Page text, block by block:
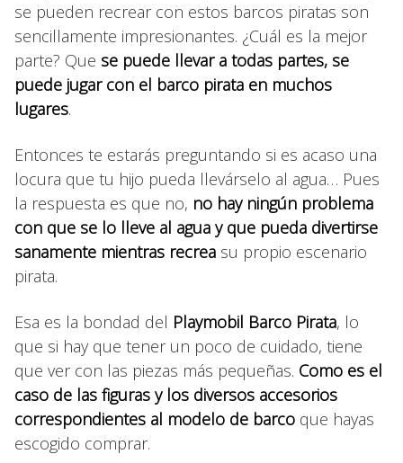
se pueden recrear con estos barcos piratas son
sencillamente impresionantes. ¿Cuál es la mejor
parte? Que se puede llevar a todas partes, se
puede jugar con el barco pirata en muchos
lugares.
Entonces te estarás preguntando si es acaso una
locura que tu hijo pueda llevárselo al agua… Pues
la respuesta es que no, no hay ningún problema
con que se lo lleve al agua y que pueda divertirse
sanamente mientras recrea su propio escenario
pirata.
Esa es la bondad del Playmobil Barco Pirata, lo
que si hay que tener un poco de cuidado, tiene
que ver con las piezas más pequeñas. Como es el
caso de las figuras y los diversos accesorios
correspondientes al modelo de barco que hayas
escogido comprar.